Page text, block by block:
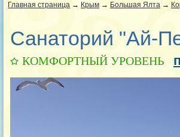
Главная страница → Крым → Большая Ялта →
Санаторий "Ай-
КОМФОРТНЫЙ УРОВЕНЬ